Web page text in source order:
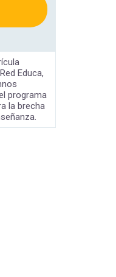
Educa,
programa
la brecha